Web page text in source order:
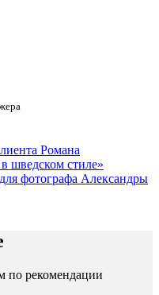
Романа
шведском стиле»
фотографа Александры
по рекомендации